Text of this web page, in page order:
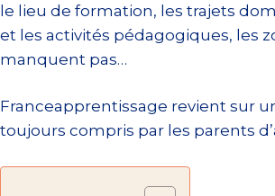
le lieu de formation, les trajets
et les activités pédagogiques, les
manquent pas…
Franceapprentissage revient sur
toujours compris par les parents